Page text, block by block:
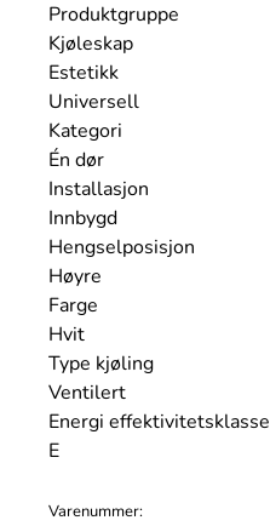
Produktgruppe
Kjøleskap
Estetikk
Universell
Kategori
Én dør
Installasjon
Innbygd
Hengselposisjon
Høyre
Farge
Hvit
Type kjøling
Ventilert
Energi effektivitetsklasse
E
Varenummer: